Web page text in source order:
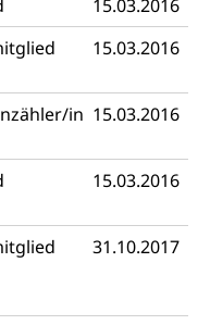
15.03.2016
15.03.2016
in 15.03.2016
15.03.2016
31.10.2017
Tourismus)
Erbe,
Selektive
Kulturpreis,
Theater/Tanz,